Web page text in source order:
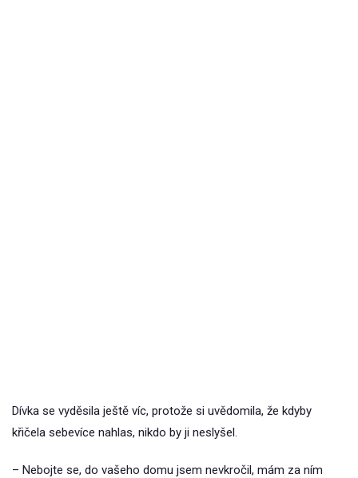
Dívka se vyděsila ještě víc, protože si uvědomila, že kdyby
křičela sebevíce nahlas, nikdo by ji neslyšel.
– Nebojte se, do vašeho domu jsem nevkročil, mám za ním